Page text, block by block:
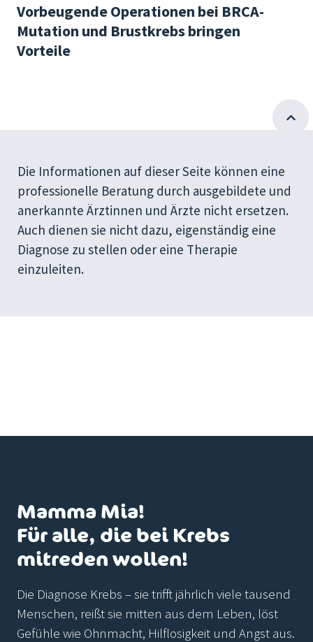
Vorbeugende Operationen bei BRCA-
Mutation und Brustkrebs bringen
Vorteile
Die Informationen auf dieser Seite können eine
professionelle Beratung durch ausgebildete und
anerkannte Ärztinnen und Ärzte nicht ersetzen.
Auch dienen sie nicht dazu, eigenständig eine
Diagnose zu stellen oder eine Therapie
einzuleiten.
Mamma Mia!
Für alle, die bei Krebs
mitreden wollen!
Die Diagnose Krebs – sie trifft jährlich viele tausend
Menschen, reißt sie mitten aus dem Leben, löst
Gefühle wie Ohnmacht, Hilflosigkeit und Angst aus.